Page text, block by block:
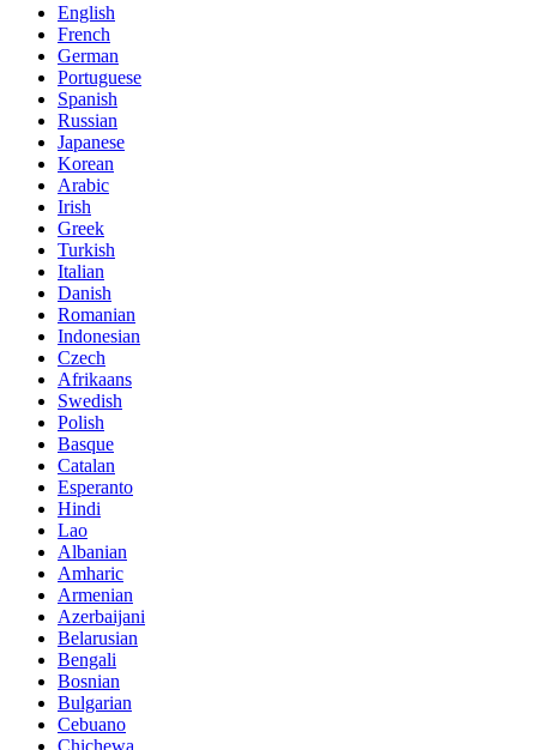
English
French
German
Portuguese
Spanish
Russian
Japanese
Korean
Arabic
Irish
Greek
Turkish
Italian
Danish
Romanian
Indonesian
Czech
Afrikaans
Swedish
Polish
Basque
Catalan
Esperanto
Hindi
Lao
Albanian
Amharic
Armenian
Azerbaijani
Belarusian
Bengali
Bosnian
Bulgarian
Cebuano
Chichewa